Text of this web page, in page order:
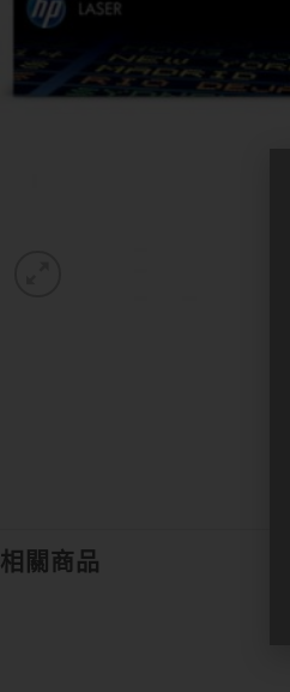
相關商品